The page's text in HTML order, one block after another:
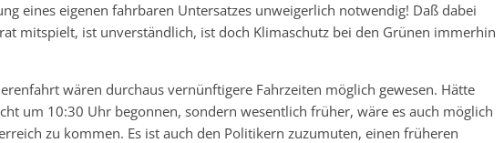
eines eigenen fahrbaren Untersatzes unweigerlich notwendig! Daß dabei
mitspielt, ist unverständlich, ist doch Klimaschutz bei den Grünen immerhin
wären durchaus vernünftigere Fahrzeiten möglich gewesen. Hätte
um 10:30 Uhr begonnen, sondern wesentlich früher, wäre es auch möglich
zu kommen. Es ist auch den Politikern zuzumuten, einen früheren